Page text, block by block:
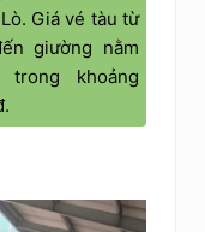
Giá vé tàu từ
giường nằm
khoảng